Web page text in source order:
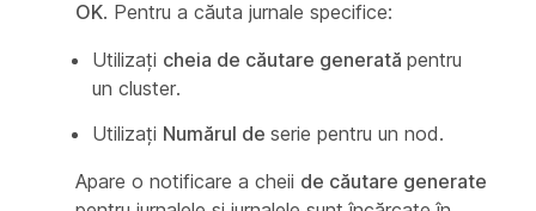
OK. Pentru a căuta jurnale specifice:
Utilizați cheia de căutare generată pentru
un cluster.
Utilizați Numărul de serie pentru un nod.
Apare o notificare a cheii de căutare generate